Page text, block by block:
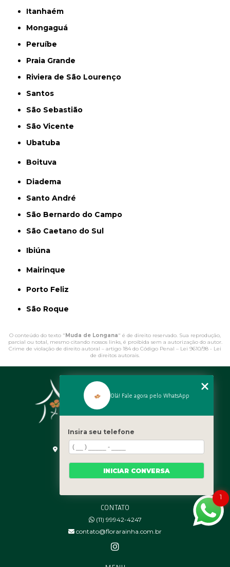
Itanhaém
Mongaguá
Peruíbe
Praia Grande
Riviera de São Lourenço
Santos
São Sebastião
São Vicente
Ubatuba
Boituva
Diadema
Santo André
São Bernardo do Campo
São Caetano do Sul
Ibiúna
Mairinque
Porto Feliz
São Roque
O conteúdo do texto "Muda de Longana" é de direito reservado. Sua reprodução,
parcial ou total, mesmo citando nossos links, é proibida sem a autorização do autor.
Crime de violação de direito autoral – artigo 184 do Código Penal – Lei 9610/98 - Lei
de direitos autorais.
ENDEREÇO
Rodovia Presidente Castelo Branco, 56 - ㅤ
HORÁRIO DE ATENDIMENTO
CONTATO
(11) 99942-4247
contato@florarainha.com.br
1
Olá! Fale agora pelo WhatsApp
Insira seu telefone
INICIAR CONVERSA